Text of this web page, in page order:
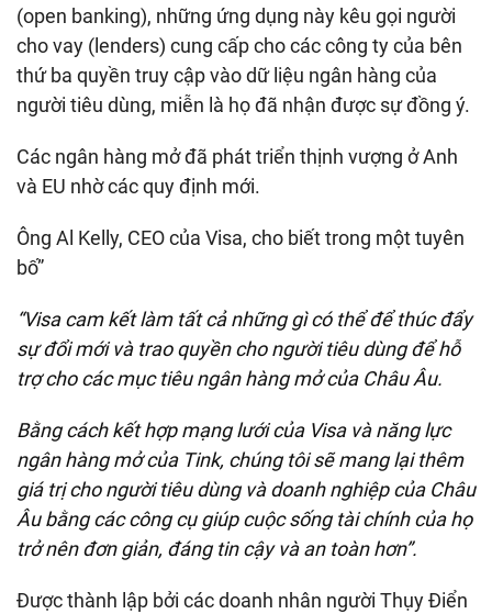
(open banking), những ứng dụng này kêu gọi người
cho vay (lenders) cung cấp cho các công ty của bên
thứ ba quyền truy cập vào dữ liệu ngân hàng của
người tiêu dùng, miễn là họ đã nhận được sự đồng ý.
Các ngân hàng mở đã phát triển thịnh vượng ở Anh
và EU nhờ các quy định mới.
Ông Al Kelly, CEO của Visa, cho biết trong một tuyên
bố”
“Visa cam kết làm tất cả những gì có thể để thúc đẩy
sự đổi mới và trao quyền cho người tiêu dùng để hỗ
trợ cho các mục tiêu ngân hàng mở của Châu Âu.
Bằng cách kết hợp mạng lưới của Visa và năng lực
ngân hàng mở của Tink, chúng tôi sẽ mang lại thêm
giá trị cho người tiêu dùng và doanh nghiệp của Châu
Âu bằng các công cụ giúp cuộc sống tài chính của họ
trở nên đơn giản, đáng tin cậy và an toàn hơn”.
Được thành lập bởi các doanh nhân người Thụy Điển